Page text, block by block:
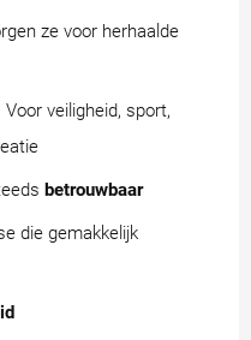
ze voor herhaalde
veiligheid, sport,
betrouwbaar
die gemakkelijk